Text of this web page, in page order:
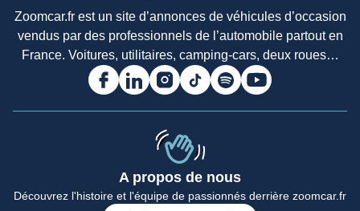
Zoomcar.fr est un site d’annonces de véhicules d’occasion
vendus par des professionnels de l’automobile partout en
France. Voitures, utilitaires, camping-cars, deux roues…
A propos de nous
Découvrez l'histoire et l'équipe de passionnés derrière zoomcar.fr